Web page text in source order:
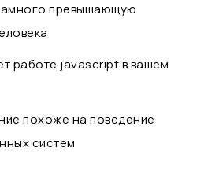
превышающую
работе javascript в вашем
похоже на поведение
систем